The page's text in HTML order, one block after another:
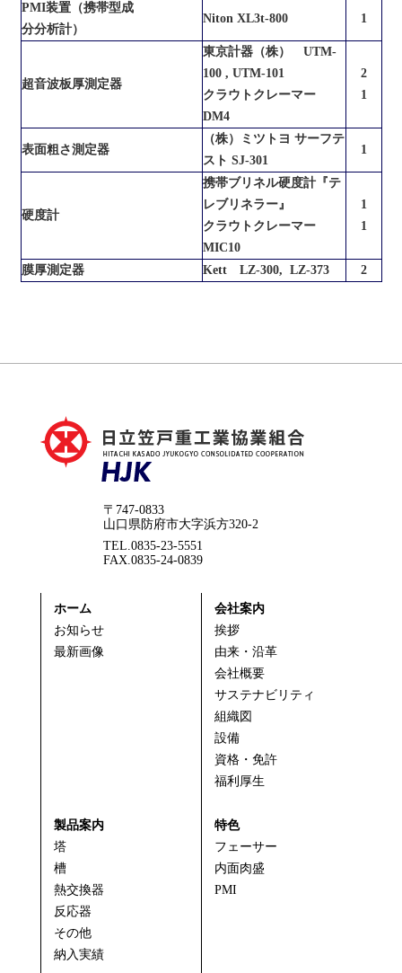
PMI装置（携帯型成
分分析計）
Niton XL3t-800 1
超音波板厚測定器
東京計器（株） UTM-
100 , UTM-101
クラウトクレーマー
DM4
2
1
表面粗さ測定器
（株）ミツトヨ サーフテ
スト SJ-301
1
硬度計
携帯ブリネル硬度計『テ
レブリネラー』
クラウトクレーマー
MIC10
1
1
膜厚測定器 Kett LZ-300, LZ-373 2
〒747-0833
山口県防府市大字浜方320-2
TEL.0835-23-5551
FAX.0835-24-0839
ホーム
お知らせ
最新画像
会社案内
挨拶
由来・沿革
会社概要
サステナビリティ
組織図
設備
資格・免許
福利厚生
製品案内
塔
槽
熱交換器
反応器
その他
納入実績
特色
フェーサー
内面肉盛
PMI